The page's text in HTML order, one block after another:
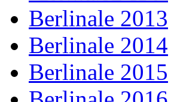
Berlinale 2013
Berlinale 2014
Berlinale 2015